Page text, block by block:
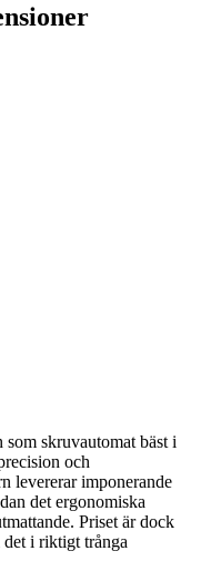
skruvautomat bäst i
och
levererar imponerande
det ergonomiska
Priset är dock
i riktigt trånga